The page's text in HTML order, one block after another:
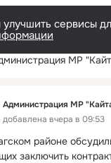
сервисы
МР "Кайтагский
Администрация МР
добавлена вчера в 09:53
районе
заключить